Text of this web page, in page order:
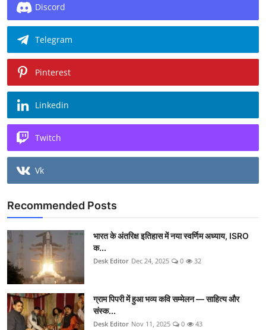
Discord
Telegram
Pinterest
Linkedin
Twitch
Vk
Recommended Posts
भारत के अंतरिक्ष इतिहास में नया स्वर्णिम अध्याय, ISRO
क...
Desk Editor Dec 24, 2025 0 32
ग्राम पिपरी में हुआ भव्य कवि सम्मेलन — साहित्य और
संस्क...
Desk Editor Nov 11, 2025 0 43